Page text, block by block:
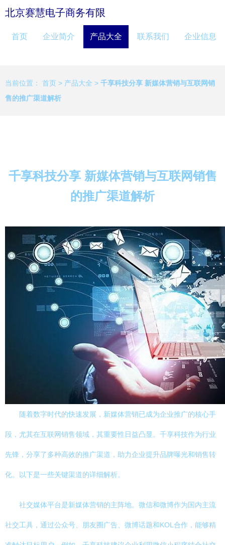
北京赛慧电子商务有限
首页 企业简介 产品大全 联系我们 企业信息
当前位置： 首页 > 产品大全 > 千享科技分享 新媒体营销与互联网销
售的推广渠道解析
千享科技分享 新媒体营销与互联网销售
的推广渠道解析
随着数字时代的快速发展，新媒体营销已成为企业推广的核心手
段，尤其在互联网销售领域，其重要性日益凸显。千享科技作为行业
先锋，分享了多种高效的推广渠道，助力企业提升品牌曝光和销售转
化。以下是一些关键渠道的详细解析。
社交媒体平台是新媒体营销的主阵地。微信和微博作为国内主流
社交工具，通过公众号、朋友圈广告、微博话题和KOL合作，能够精